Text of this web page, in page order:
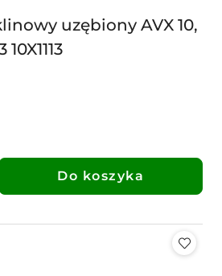
klinowy uzębiony AVX 10,
10X1113
Do koszyka